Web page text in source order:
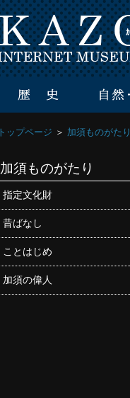
トップページ ＞ 加須ものがたり
加須ものがたり
指定文化財
昔ばなし
ことはじめ
加須の偉人